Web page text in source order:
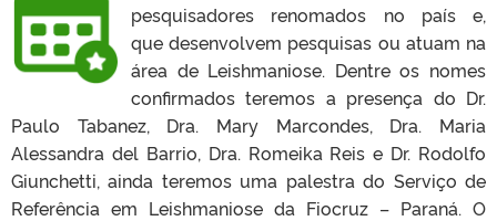
pesquisadores renomados no país e,
que desenvolvem pesquisas ou atuam na
área de Leishmaniose. Dentre os nomes
confirmados teremos a presença do Dr.
Paulo Tabanez, Dra. Mary Marcondes, Dra. Maria
Alessandra del Barrio, Dra. Romeika Reis e Dr. Rodolfo
Giunchetti, ainda teremos uma palestra do Serviço de
Referência em Leishmaniose da Fiocruz – Paraná. O